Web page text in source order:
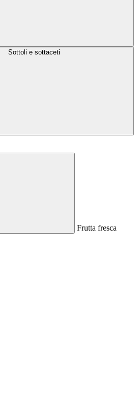
Sottoli e sottaceti
Frutta fresca